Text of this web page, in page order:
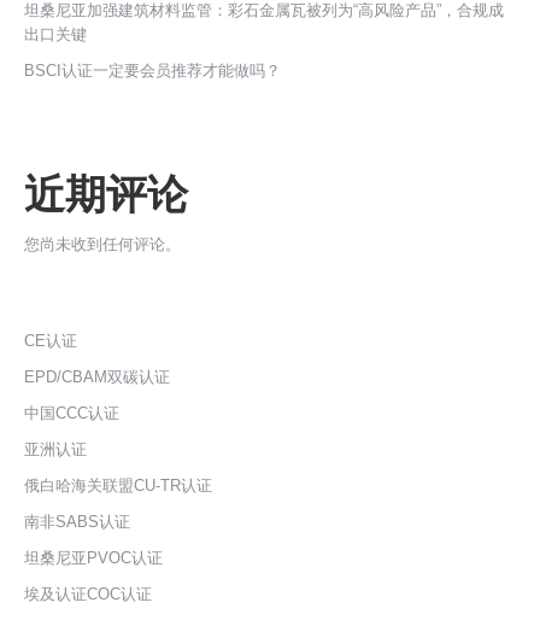
坦桑尼亚加强建筑材料监管：彩石金属瓦被列为“高风险产品”，合规成
出口关键
BSCI认证一定要会员推荐才能做吗？
近期评论
您尚未收到任何评论。
CE认证
EPD/CBAM双碳认证
中国CCC认证
亚洲认证
俄白哈海关联盟CU-TR认证
南非SABS认证
坦桑尼亚PVOC认证
埃及认证COC认证